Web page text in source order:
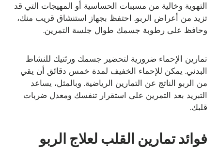
التهوية وخالية من مسببات الحساسية أو المهيجات التي قد
تزيد من أعراض الربو. احتفظ بجهاز استنشاق قريب منك،
وحافظ على رطوبة جسمك طوال جلسة التمرين.
تمارين الإحماء ضرورية لتحضير جسمك ورئتيك للنشاط
البدني. يمكن للإحماء الخفيف لمدة خمس دقائق أن يقي
من الربو الناتج عن التمارين الرياضية. وبالمثل، يساعد
التبريد بعد التمرين على استقرار تنفسك ومعدل ضربات
قلبك.
فوائد تمارين القلب لعلاج الربو